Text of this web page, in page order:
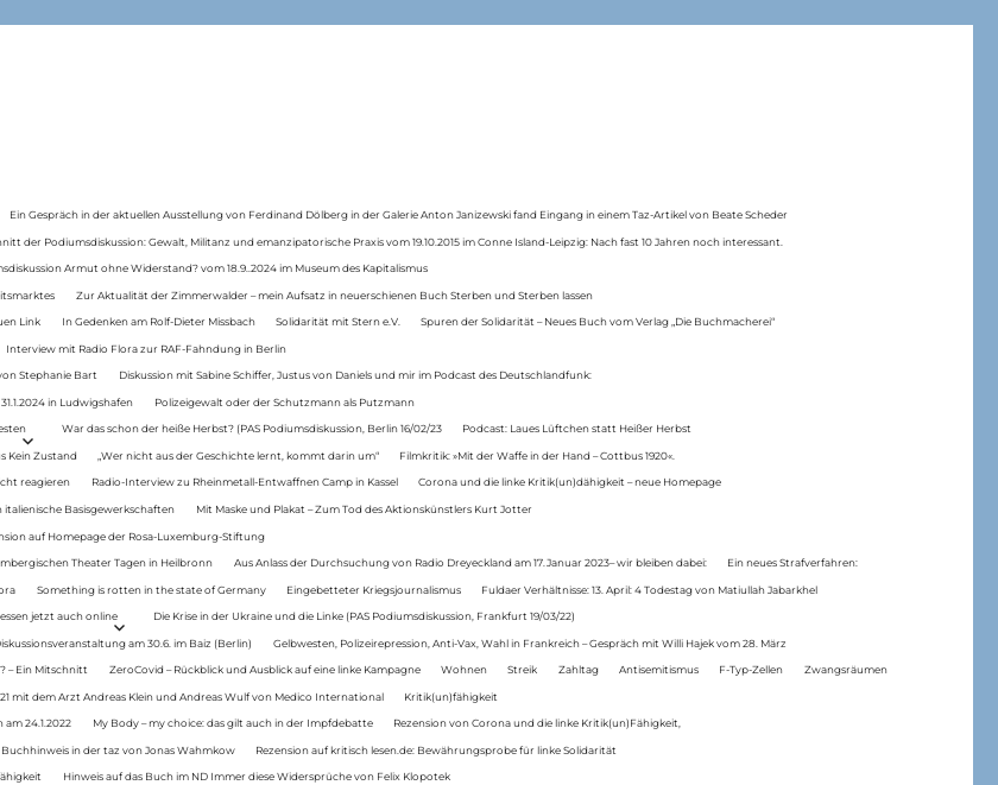
Ein Gespräch in der aktuellen Ausstellung von Ferdinand Dölberg in der Galerie Anton Janizewski fand Eingang in einem Taz-Artikel von Beate Scheder
der Podiumsdiskussion: Gewalt, Militanz und emanzipatorische Praxis vom 19.10.2015 im Conne Island-Leipzig: Nach fast 10 Jahren noch interessant.
Armut ohne Widerstand? vom 18.9..2024 im Museum des Kapitalismus
Zur Aktualität der Zimmerwalder – mein Aufsatz in neuerschienen Buch Sterben und Sterben lassen
Link In Gedenken am Rolf-Dieter Missbach Solidarität mit Stern e.V. Spuren der Solidarität – Neues Buch vom Verlag „Die Buchmacherei“
Interview mit Radio Flora zur RAF-Fahndung in Berlin
Stephanie Bart Diskussion mit Sabine Schiffer, Justus von Daniels und mir im Podcast des Deutschlandfunk:
in Ludwigshafen Polizeigewalt oder der Schutzmann als Putzmann
War das schon der heiße Herbst? (PAS Podiumsdiskussion, Berlin 16/02/23 Podcast: Laues Lüftchen statt Heißer Herbst
Kein Zustand „Wer nicht aus der Geschichte lernt, kommt darin um“ Filmkritik: »Mit der Waffe in der Hand – Cottbus 1920«.
reagieren Radio-Interview zu Rheinmetall-Entwaffnen Camp in Kassel Corona und die linke Kritik(un)dähigkeit – neue Homepage
Basisgewerkschaften Mit Maske und Plakat – Zum Tod des Aktionskünstlers Kurt Jotter
auf Homepage der Rosa-Luxemburg-Stiftung
Theater Tagen in Heilbronn Aus Anlass der Durchsuchung von Radio Dreyeckland am 17.Januar 2023– wir bleiben dabei: Ein neues Strafverfahren:
Something is rotten in the state of Germany Eingebetteter Kriegsjournalismus Fuldaer Verhältnisse: 13. April: 4 Todestag von Matiul­lah Jabarkhel
jetzt auch online Die Krise in der Ukraine und die Linke (PAS Podiumsdiskussion, Frankfurt 19/03/22)
am 30.6. im Baiz (Berlin) Gelbwesten, Polizeirepression, Anti-Vax, Wahl in Frankreich – Gespräch mit Willi Hajek vom 28. März
– Ein Mitschnitt ZeroCovid – Rückblick und Ausblick auf eine linke Kampagne Wohnen Streik Zahltag Antisemitismus F-Typ-Zellen Zwangsräumen
mit dem Arzt Andreas Klein und Andreas Wulf von Medico International Kritik(un)fähigkeit
24.1.2022 My Body – my choice: das gilt auch in der Impfdebatte Rezension von Corona und die linke Kritik(un)Fähigkeit,
Buchhinweis in der taz von Jonas Wahmkow Rezension auf kritisch lesen.de: Bewährungsprobe für linke Solidarität
Hinweis auf das Buch im ND Immer diese Widersprüche von Felix Klopotek